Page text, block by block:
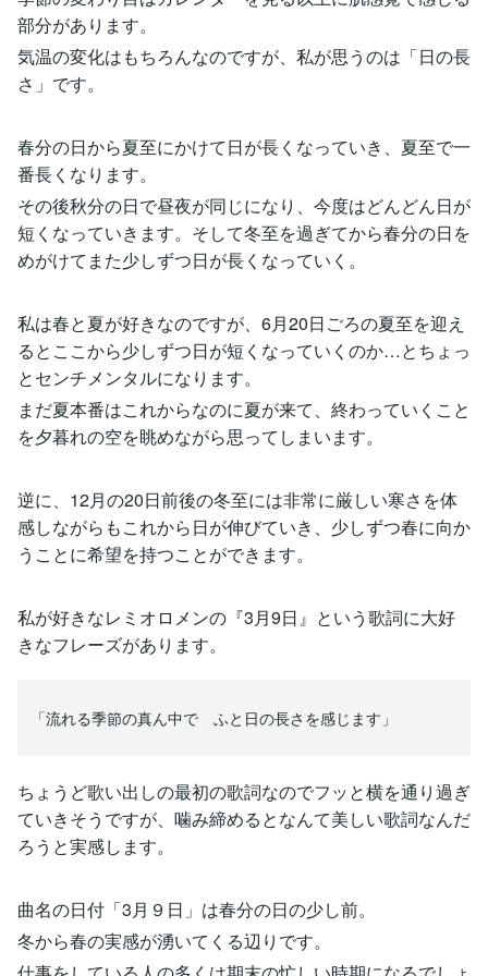
部分があります。
気温の変化はもちろんなのですが、私が思うのは「日の長
さ」です。
春分の日から夏至にかけて日が長くなっていき、夏至で一
番長くなります。
その後秋分の日で昼夜が同じになり、今度はどんどん日が
短くなっていきます。そして冬至を過ぎてから春分の日を
めがけてまた少しずつ日が長くなっていく。
私は春と夏が好きなのですが、6月20日ごろの夏至を迎え
るとここから少しずつ日が短くなっていくのか…とちょっ
とセンチメンタルになります。
まだ夏本番はこれからなのに夏が来て、終わっていくこと
を夕暮れの空を眺めながら思ってしまいます。
逆に、12月の20日前後の冬至には非常に厳しい寒さを体
感しながらもこれから日が伸びていき、少しずつ春に向か
うことに希望を持つことができます。
私が好きなレミオロメンの『3月9日』という歌詞に大好
きなフレーズがあります。
「流れる季節の真ん中で ふと日の長さを感じます」
ちょうど歌い出しの最初の歌詞なのでフッと横を通り過ぎ
ていきそうですが、噛み締めるとなんて美しい歌詞なんだ
ろうと実感します。
曲名の日付「3月９日」は春分の日の少し前。
冬から春の実感が湧いてくる辺りです。